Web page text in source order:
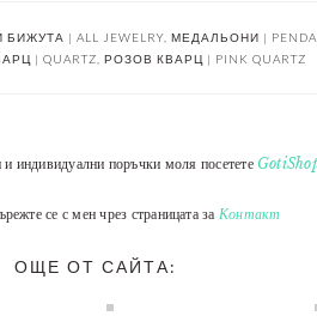
| ALL JEWELRY МЕДАЛЬОНИ |
| QUARTZ РОЗОВ КВАРЦ | PINK QUARTZ
индивидуални поръчки моля посетете
се с мен чрез страницата за Контакт
ОЩЕ ОТ САЙТА: